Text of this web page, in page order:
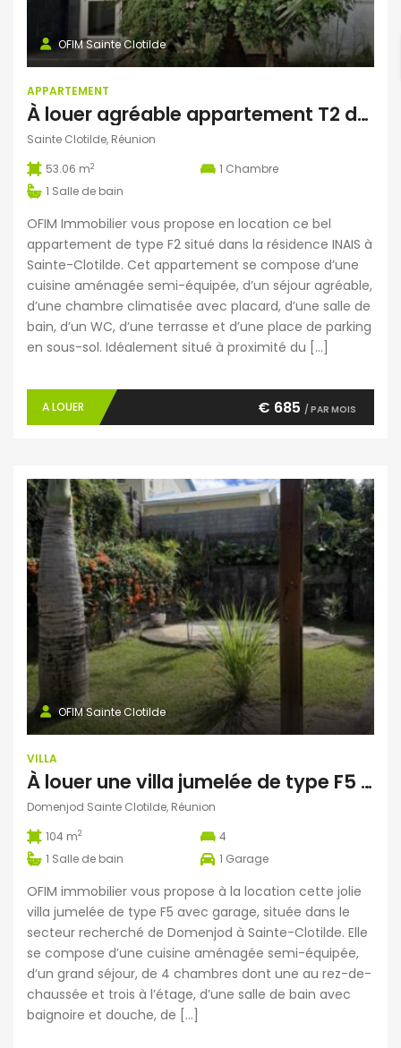
OFIM Sainte Clotilde
APPARTEMENT
À louer agréable appartement T2 de 53.06 m2 situé dans la résidence INAIS à Sainte-Clotilde Réunion
Sainte Clotilde, Réunion
53.06 m2 1 Chambre
1 Salle de bain
OFIM Immobilier vous propose en location ce bel
appartement de type F2 situé dans la résidence INAIS à
Sainte-Clotilde. Cet appartement se compose d’une
cuisine aménagée semi-équipée, d’un séjour agréable,
d’une chambre climatisée avec placard, d’une salle de
bain, d’un WC, d’une terrasse et d’une place de parking
en sous-sol. Idéalement situé à proximité du […]
A LOUER € 685 / PAR MOIS
OFIM Sainte Clotilde
VILLA
À louer une villa jumelée de type F5 de 104 m2 habitable située sur le secteur de Domenjod Sainte Clothilde Réunion
Domenjod Sainte Clotilde, Réunion
104 m2
4
1 Salle de bain 1 Garage
OFIM immobilier vous propose à la location cette jolie
villa jumelée de type F5 avec garage, située dans le
secteur recherché de Domenjod à Sainte-Clotilde. Elle
se compose d’une cuisine aménagée semi-équipée,
d’un grand séjour, de 4 chambres dont une au rez-de-
chaussée et trois à l’étage, d’une salle de bain avec
baignoire et douche, de […]